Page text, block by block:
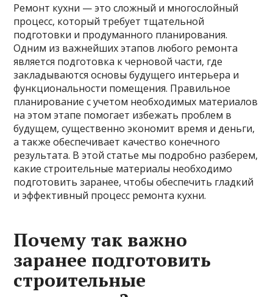
Ремонт кухни — это сложный и многослойный
процесс, который требует тщательной
подготовки и продуманного планирования.
Одним из важнейших этапов любого ремонта
является подготовка к черновой части, где
закладываются основы будущего интерьера и
функциональности помещения. Правильное
планирование с учетом необходимых материалов
на этом этапе помогает избежать проблем в
будущем, существенно экономит время и деньги,
а также обеспечивает качество конечного
результата. В этой статье мы подробно разберем,
какие строительные материалы необходимо
подготовить заранее, чтобы обеспечить гладкий
и эффективный процесс ремонта кухни.
Почему так важно
заранее подготовить
строительные